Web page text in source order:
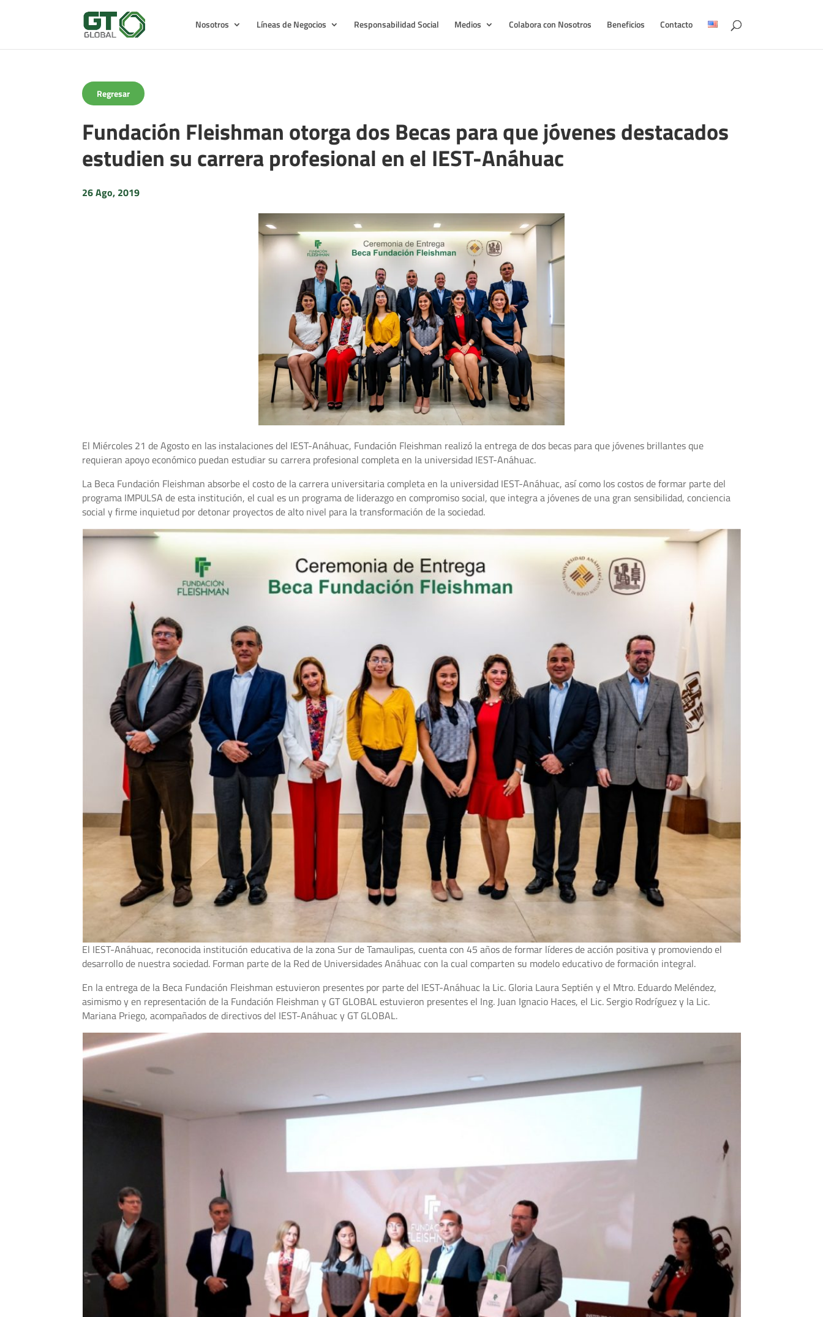
Nosotros Líneas de Negocios Responsabilidad Social Medios Colabora con Nosotros Beneficios Contacto
Regresar
Fundación Fleishman otorga dos Becas para que jóvenes destacados
estudien su carrera profesional en el IEST-Anáhuac
26 Ago, 2019
El Miércoles 21 de Agosto en las instalaciones del IEST-Anáhuac, Fundación Fleishman realizó la entrega de dos becas para que jóvenes brillantes que
requieran apoyo económico puedan estudiar su carrera profesional completa en la universidad IEST-Anáhuac.
La Beca Fundación Fleishman absorbe el costo de la carrera universitaria completa en la universidad IEST-Anáhuac, así como los costos de formar parte del
programa IMPULSA de esta institución, el cual es un programa de liderazgo en compromiso social, que integra a jóvenes de una gran sensibilidad, conciencia
social y firme inquietud por detonar proyectos de alto nivel para la transformación de la sociedad.
El IEST-Anáhuac, reconocida institución educativa de la zona Sur de Tamaulipas, cuenta con 45 años de formar líderes de acción positiva y promoviendo el
desarrollo de nuestra sociedad. Forman parte de la Red de Universidades Anáhuac con la cual comparten su modelo educativo de formación integral.
En la entrega de la Beca Fundación Fleishman estuvieron presentes por parte del IEST-Anáhuac la Lic. Gloria Laura Septién y el Mtro. Eduardo Meléndez,
asimismo y en representación de la Fundación Fleishman y GT GLOBAL estuvieron presentes el Ing. Juan Ignacio Haces, el Lic. Sergio Rodríguez y la Lic.
Mariana Priego, acompañados de directivos del IEST-Anáhuac y GT GLOBAL.